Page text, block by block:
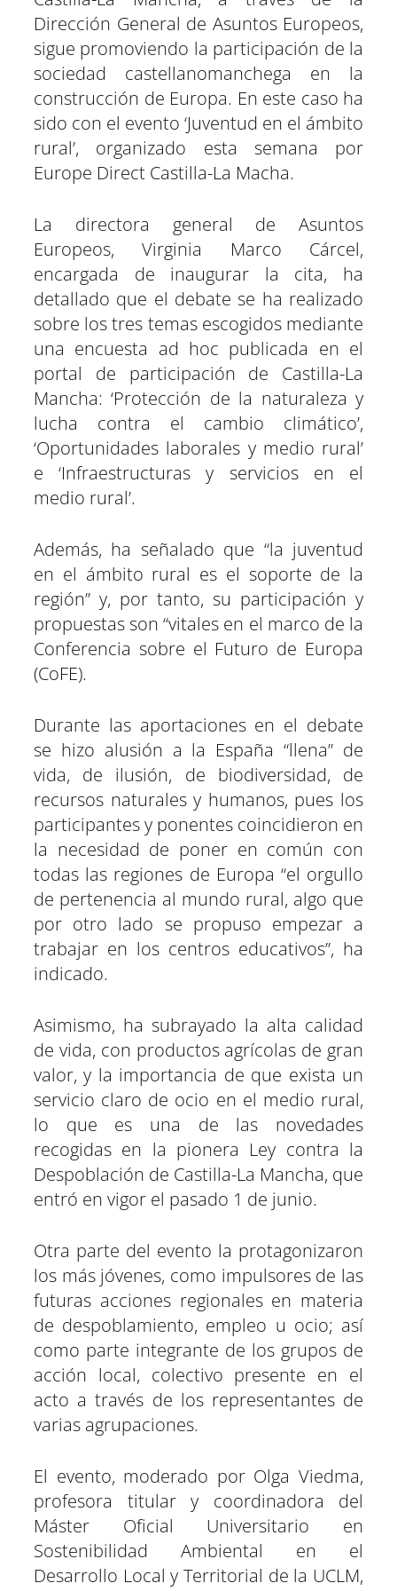
t
i
r
e
n
e
r
)
i
r
e
n
k
t
i
r
e
n
p i
r
e
n
m
t
i
r
e
n
s
t
i
r
e
n
n
Dirección General de Asuntos Europeos,
sigue promoviendo la participación de la
sociedad castellanomanchega en la
construcción de Europa. En este caso ha
sido con el evento ‘Juventud en el ámbito
rural’, organizado esta semana por
Europe Direct Castilla-La Macha.
La directora general de Asuntos
Europeos, Virginia Marco Cárcel,
encargada de inaugurar la cita, ha
detallado que el debate se ha realizado
sobre los tres temas escogidos mediante
una encuesta ad hoc publicada en el
portal de participación de Castilla-La
Mancha: ‘Protección de la naturaleza y
lucha contra el cambio climático’,
‘Oportunidades laborales y medio rural’
e ‘Infraestructuras y servicios en el
medio rural’.
Además, ha señalado que “la juventud
en el ámbito rural es el soporte de la
región” y, por tanto, su participación y
propuestas son “vitales en el marco de la
Conferencia sobre el Futuro de Europa
(CoFE).
Durante las aportaciones en el debate
se hizo alusión a la España “llena” de
vida, de ilusión, de biodiversidad, de
recursos naturales y humanos, pues los
participantes y ponentes coincidieron en
la necesidad de poner en común con
todas las regiones de Europa “el orgullo
de pertenencia al mundo rural, algo que
por otro lado se propuso empezar a
trabajar en los centros educativos”, ha
indicado.
Asimismo, ha subrayado la alta calidad
de vida, con productos agrícolas de gran
valor, y la importancia de que exista un
servicio claro de ocio en el medio rural,
lo que es una de las novedades
recogidas en la pionera Ley contra la
Despoblación de Castilla-La Mancha, que
entró en vigor el pasado 1 de junio.
Otra parte del evento la protagonizaron
los más jóvenes, como impulsores de las
futuras acciones regionales en materia
de despoblamiento, empleo u ocio; así
como parte integrante de los grupos de
acción local, colectivo presente en el
acto a través de los representantes de
varias agrupaciones.
El evento, moderado por Olga Viedma,
profesora titular y coordinadora del
Máster Oficial Universitario en
Sostenibilidad Ambiental en el
Desarrollo Local y Territorial de la UCLM,